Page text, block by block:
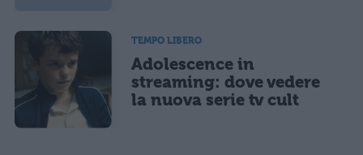
TEMPO LIBERO
Adolescence in
streaming: dove vedere
la nuova serie tv cult